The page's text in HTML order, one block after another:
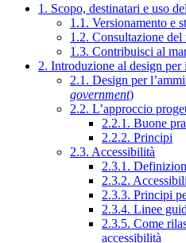
1. Scopo, destinatari e uso
1.1. Versionamento e
1.2. Consultazione del
1.3. Contribuisci al
2. Introduzione al design
2.1. Design per
government)
2.2. L’approccio
2.2.1. Buone
2.2.2. Principi
2.3. Accessibilità
2.3.1.
2.3.2.
2.3.3. Principi
2.3.4. Linee
2.3.5. Come
accessibilità